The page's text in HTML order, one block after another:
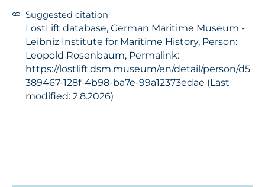
Suggested citation
LostLift database, German Maritime Museum -
Leibniz Institute for Maritime History, Person:
Leopold Rosenbaum, Permalink:
https://lostlift.dsm.museum/en/detail/person/d5
389467-128f-4b98-ba7e-99a12373edae (Last
modified: 2.8.2026)